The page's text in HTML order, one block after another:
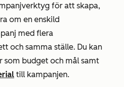
för att skapa,
om en enskild
med flera
och samma ställe. Du kan
som budget och mål samt
till kampanjen.